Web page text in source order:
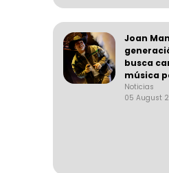
Joan
busca
música
Noticias
05 August